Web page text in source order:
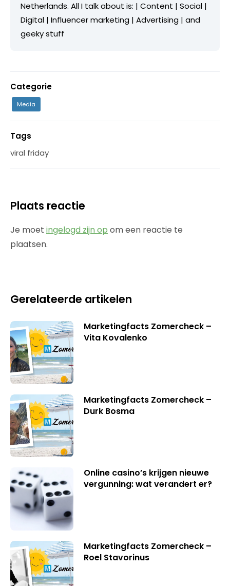
Netherlands. All I talk about is: | Content | Social |
Digital | Influencer marketing | Advertising | and
geeky stuff
Categorie
Media
Tags
viral friday
Plaats reactie
Je moet ingelogd zijn op om een reactie te
plaatsen.
Gerelateerde artikelen
Marketingfacts Zomercheck –
Vita Kovalenko
Marketingfacts Zomercheck –
Durk Bosma
Online casino’s krijgen nieuwe
vergunning: wat verandert er?
Marketingfacts Zomercheck –
Roel Stavorinus